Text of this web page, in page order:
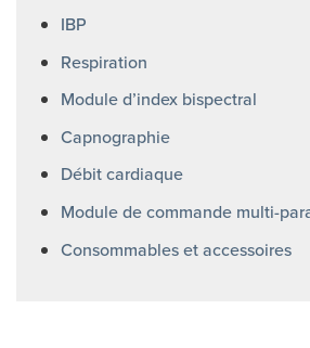
IBP
Respiration
Module d’index bispectral
Capnographie
Débit cardiaque
Module de commande multi-
Consommables et accessoires